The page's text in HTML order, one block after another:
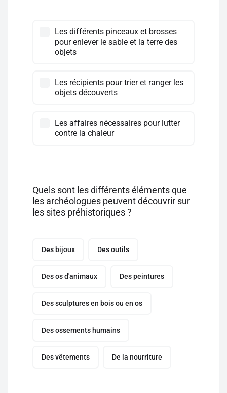
Les différents pinceaux et brosses
pour enlever le sable et la terre des
objets
Les récipients pour trier et ranger les
objets découverts
Les affaires nécessaires pour lutter
contre la chaleur
Quels sont les différents éléments que
les archéologues peuvent découvrir sur
les sites préhistoriques ?
Des bijoux Des outils
Des os d'animaux Des peintures
Des sculptures en bois ou en os
Des ossements humains
Des vêtements De la nourriture